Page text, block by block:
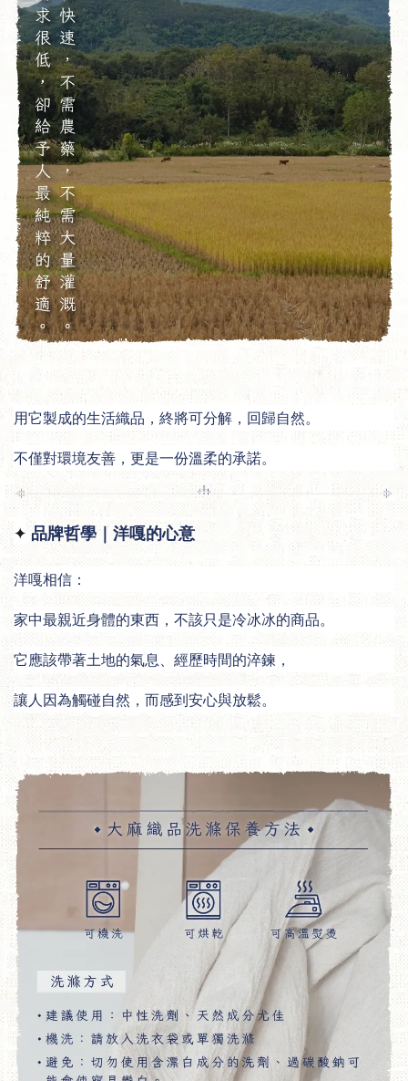
用它製成的生活織品，終將可分解，回歸自然。
不僅對環境友善，更是一份溫柔的承諾。
✦ 品牌哲學｜洋嘎的心意
洋嘎相信：
家中最親近身體的東西，不該只是冷冰冰的商品。
它應該帶著土地的氣息、經歷時間的淬鍊，
讓人因為觸碰自然，而感到安心與放鬆。